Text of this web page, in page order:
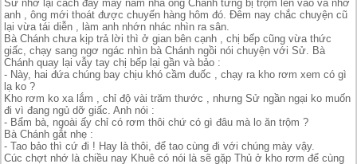
Sử nhớ lại cách đây mấy năm nhà ông Chánh từng bị trộm lẻn vào và nhờ
anh , ông mới thoát được chuyến hàng hôm đó. Đêm nay chắc chuyện cũ
lại vừa tái diễn , làm anh nhớn nhác nhìn ra sân.
Bà Chánh chưa kịp trả lời thì ở gian bên cạnh , chị bếp cũng vừa thức
giấc, chạy sang ngơ ngác nhìn bà Chánh ngồi nói chuyện với Sử. Bà
Chánh quay lại vẫy tay chị bếp lại gần và bảo :
- Này, hai đứa chúng bay chịu khó cầm đuốc , chạy ra kho rơm xem có gì
lạ ko ?
Kho rơm ko xa lắm , chỉ độ vài trăm thước , nhưng Sử ngần ngại ko muốn
đi vì đang ngủ dỡ giấc. Anh nói :
- Bẩm bà, ngoài ấy chỉ có rơm thôi chứ có gì đâu mà lo ăn trộm ?
Bà Chánh gắt nhẹ :
- Tao bảo thì cứ đi ! Hay là thôi, để tao cùng đi với chúng mày vậy.
Cúc chợt nhớ là chiều nay Khuê có nói là sẽ gặp Thủ ở kho rơm để cùng